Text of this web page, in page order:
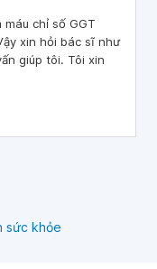
chỉ số GGT
xin hỏi bác sĩ như
giúp tôi. Tôi xin
sức khỏe